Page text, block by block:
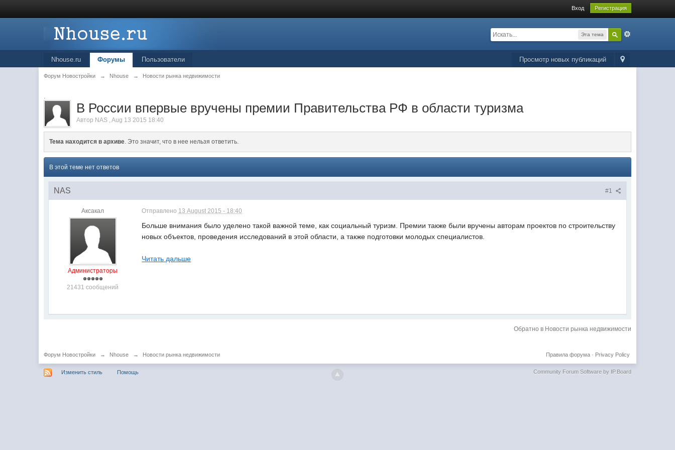
Вход Регистрация
Эта тема
Просмотр новых публикаций
Nhouse.ru Форумы Пользователи
Форум Новостройки → Nhouse → Новости рынка недвижимости
.
В России впервые вручены премии Правительства РФ в области туризма
Автор NAS ,Aug 13 2015 18:40
Тема находится в архиве. Это значит, что в нее нельзя ответить.
В этой теме нет ответов
#1
NAS
Аксакал
Администраторы
21431 сообщений
Отправлено 13 August 2015 - 18:40
Больше внимания было уделено такой важной теме, как социальный туризм. Премии также были вручены авторам проектов по строительству
новых объектов, проведения исследований в этой области, а также подготовки молодых специалистов.
Читать дальше
Обратно в Новости рынка недвижимости
Форум Новостройки → Nhouse → Новости рынка недвижимости Privacy Policy
Правила форума·
Изменить стиль Помощь Community Forum Software by IP.Board